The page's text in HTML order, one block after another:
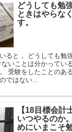
どうしても勉
ときはやらな
す。
ると， どうしても勉
いことは分かってい
受験をしたことのあ
ではない...
【18目標会計
いつやるのか
めにいまこそ勉